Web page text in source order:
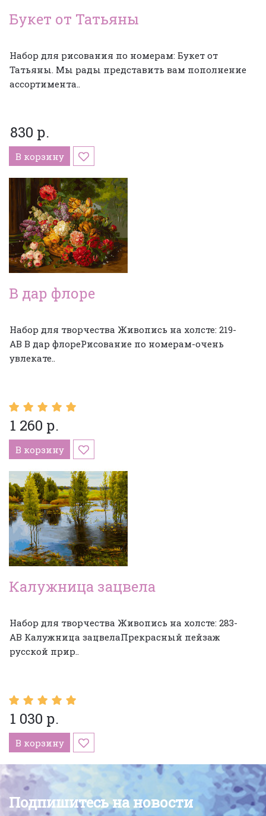
Букет от Татьяны
Набор для рисования по номерам: Букет от
Татьяны. Мы рады представить вам пополнение
ассортимента..
830 р.
В корзину
В дар флоре
Набор для творчества Живопись на холсте: 219-
АВ В дар флореРисование по номерам-очень
увлекате..
1 260 р.
В корзину
Калужница зацвела
Набор для творчества Живопись на холсте: 283-
AB Калужница зацвелаПрекрасный пейзаж
русской прир..
1 030 р.
В корзину
Подпишитесь на новости